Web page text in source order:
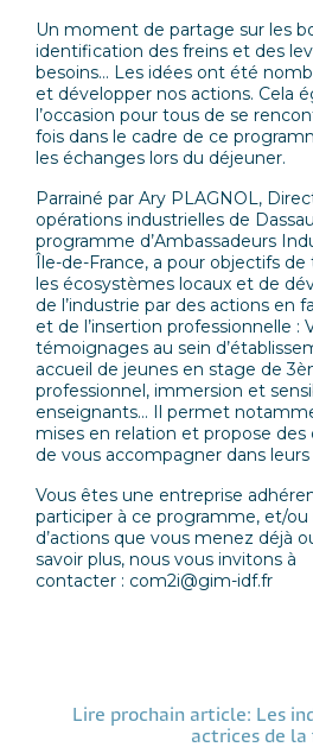
Un moment de partage sur les
identification des freins et des
besoins… Les idées ont été
et développer nos actions. Cela
l’occasion pour tous de se
fois dans le cadre de ce
les échanges lors du déjeuner.
Parrainé par Ary PLAGNOL,
opérations industrielles de
programme d’Ambassadeurs
Île-de-France, a pour objectifs de
les écosystèmes locaux et de
de l’industrie par des actions en
et de l’insertion professionnelle :
témoignages au sein
accueil de jeunes en stage de
professionnel, immersion et
enseignants… Il permet
mises en relation et propose des
de vous accompagner dans leurs
Vous êtes une entreprise
participer à ce programme, et/ou
d’actions que vous menez déjà
savoir plus, nous vous invitons à
contacter : com2i@gim-idf.fr
Lire prochain article: Les
actrices de la